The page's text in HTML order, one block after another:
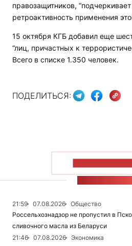
правозащитников,
ретроактивность применения
15 октября КГБ добавил еще
“лиц, причастных к
Всего в списке 1.350 человек.
ПОДЕЛИТЬСЯ:
21:59 07.08.2026
Общество
Россельхознадзор не пропустил в
сливочного масла из Беларуси
21:46
07.08.2026
Экономика